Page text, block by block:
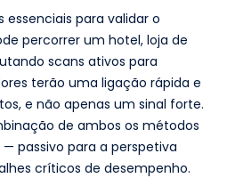
essenciais para validar o
percorrer um hotel, loja de
scans ativos para
terão uma ligação rápida e
e não apenas um sinal forte.
de ambos os métodos
passivo para a perspetiva
críticos de desempenho.